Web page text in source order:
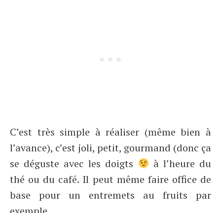
C’est très simple à réaliser (même bien à
l’avance), c’est joli, petit, gourmand (donc ça
se déguste avec les doigts
à l’heure du
thé ou du café. Il peut même faire office de
base pour un entremets au fruits par